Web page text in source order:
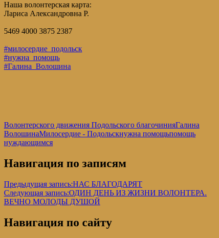
Наша волонтерская карта:
Лариса Александровна Р.
5469 4000 3875 2387
#милосердие_подольск
#нужна_помощь
#Галина_Волошина
Волонтерского движения Подольского благочинияГалина
ВолошинаМилосердие - Подольскнужна помощьпомощь
нуждающимся
Навигация по записям
Предыдущая запись:НАС БЛАГОДАРЯТ
Следующая запись:ОДИН ДЕНЬ ИЗ ЖИЗНИ ВОЛОНТЕРА.
ВЕЧНО МОЛОДЫ ДУШОЙ
Навигация по сайту